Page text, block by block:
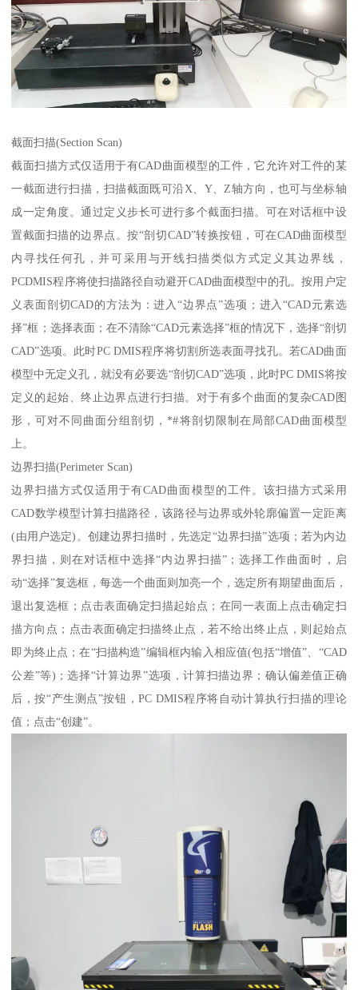
截面扫描(Section Scan)
截面扫描方式仅适用于有CAD曲面模型的工件，它允许对工件的某
一截面进行扫描，扫描截面既可沿X、Y、Z轴方向，也可与坐标轴
成一定角度。通过定义步长可进行多个截面扫描。可在对话框中设
置截面扫描的边界点。按“剖切CAD”转换按钮，可在CAD曲面模型
内寻找任何孔，并可采用与开线扫描类似方式定义其边界线，
PCDMIS程序将使扫描路径自动避开CAD曲面模型中的孔。按用户定
义表面剖切CAD的方法为：进入“边界点”选项；进入“CAD元素选
择”框；选择表面；在不清除“CAD元素选择”框的情况下，选择“剖切
CAD”选项。此时PC DMIS程序将切割所选表面寻找孔。若CAD曲面
模型中无定义孔，就没有必要选“剖切CAD”选项，此时PC DMIS将按
定义的起始、终止边界点进行扫描。对于有多个曲面的复杂CAD图
形，可对不同曲面分组剖切，*#将剖切限制在局部CAD曲面模型
上。
边界扫描(Perimeter Scan)
边界扫描方式仅适用于有CAD曲面模型的工件。该扫描方式采用
CAD数学模型计算扫描路径，该路径与边界或外轮廓偏置一定距离
(由用户选定)。创建边界扫描时，先选定“边界扫描”选项；若为内边
界扫描，则在对话框中选择“内边界扫描”；选择工作曲面时，启
动“选择”复选框，每选一个曲面则加亮一个，选定所有期望曲面后，
退出复选框；点击表面确定扫描起始点；在同一表面上点击确定扫
描方向点；点击表面确定扫描终止点，若不给出终止点，则起始点
即为终止点；在“扫描构造”编辑框内输入相应值(包括“增值”、“CAD
公差”等)；选择“计算边界”选项，计算扫描边界；确认偏差值正确
后，按“产生测点”按钮，PC DMIS程序将自动计算执行扫描的理论
值；点击“创建”。